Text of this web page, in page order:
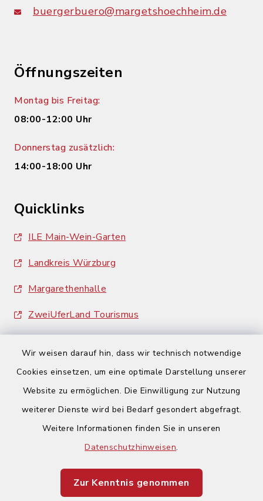
Wir weisen darauf hin, dass wir technisch notwendige
Cookies einsetzen, um eine optimale Darstellung unserer
Website zu ermöglichen. Die Einwilligung zur Nutzung
weiterer Dienste wird bei Bedarf gesondert abgefragt.
Weitere Informationen finden Sie in unseren
Datenschutzhinweisen.
Zur Kenntnis genommen
buergerbuero@margetshoechheim.de
Öffnungszeiten
Montag bis Freitag:
08:00-12:00 Uhr
Donnerstag zusätzlich:
14:00-18:00 Uhr
Quicklinks
ILE Main-Wein-Garten
Landkreis Würzburg
Margarethenhalle
ZweiUferLand Tourismus
Barrierefreiheit
Impressum